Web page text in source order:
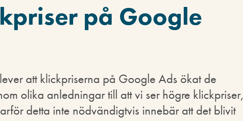
på Google
att klickpriserna på Google Ads ökat de
olika anledningar till att vi ser högre klickpriser,
detta inte nödvändigtvis innebär att det blivit